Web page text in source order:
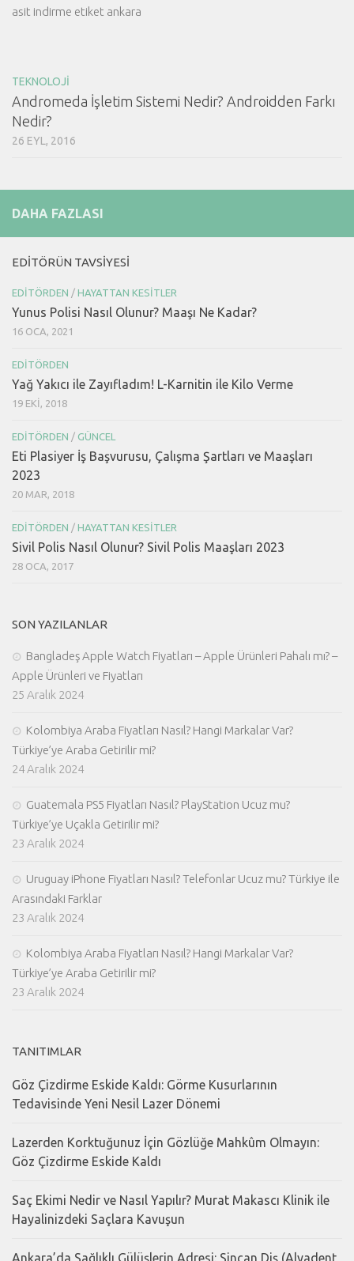
asit indirme etiket ankara
TEKNOLOJI
Andromeda İşletim Sistemi Nedir? Androidden Farkı
Nedir?
26 EYL, 2016
DAHA FAZLASI
EDITÖRÜN TAVSIYESI
EDITÖRDEN / HAYATTAN KESITLER
Yunus Polisi Nasıl Olunur? Maaşı Ne Kadar?
16 OCA, 2021
EDITÖRDEN
Yağ Yakıcı ile Zayıfladım! L-Karnitin ile Kilo Verme
19 EKI, 2018
EDITÖRDEN / GÜNCEL
Eti Plasiyer İş Başvurusu, Çalışma Şartları ve Maaşları
2023
20 MAR, 2018
EDITÖRDEN / HAYATTAN KESITLER
Sivil Polis Nasıl Olunur? Sivil Polis Maaşları 2023
28 OCA, 2017
SON YAZILANLAR
Bangladeş Apple Watch Fiyatları – Apple Ürünleri Pahalı mı? –
Apple Ürünleri ve Fiyatları
25 Aralık 2024
Kolombiya Araba Fiyatları Nasıl? Hangi Markalar Var?
Türkiye’ye Araba Getirilir mi?
24 Aralık 2024
Guatemala PS5 Fiyatları Nasıl? PlayStation Ucuz mu?
Türkiye’ye Uçakla Getirilir mi?
23 Aralık 2024
Uruguay iPhone Fiyatları Nasıl? Telefonlar Ucuz mu? Türkiye ile
Arasındaki Farklar
23 Aralık 2024
Kolombiya Araba Fiyatları Nasıl? Hangi Markalar Var?
Türkiye’ye Araba Getirilir mi?
23 Aralık 2024
TANITIMLAR
Göz Çizdirme Eskide Kaldı: Görme Kusurlarının
Tedavisinde Yeni Nesil Lazer Dönemi
Lazerden Korktuğunuz İçin Gözlüğe Mahkûm Olmayın:
Göz Çizdirme Eskide Kaldı
Saç Ekimi Nedir ve Nasıl Yapılır? Murat Makascı Klinik ile
Hayalinizdeki Saçlara Kavuşun
Ankara’da Sağlıklı Gülüşlerin Adresi: Sincan Diş (Alyadent